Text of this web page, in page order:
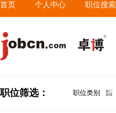
首页 个人中心 职位搜索
职位筛选： 职位类别